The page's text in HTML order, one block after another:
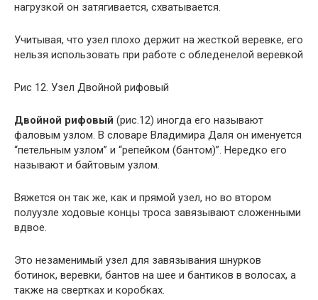
нагрузкой он затягивается, схватывается.
Учитывая, что узел плохо держит на жесткой веревке, его
нельзя использовать при работе с обледенелой веревкой
Рис 12. Узел Двойной рифовый
Двойной рифовый (рис.12) иногда его называют
фаловым узлом. В словаре Владимира Даля он именуется
“петельным узлом” и “репейком (бантом)”. Нередко его
называют и байтовым узлом.
Вяжется он так же, как и прямой узел, но во втором
полуузле ходовые концы троса завязывают сложенными
вдвое.
Это незаменимый узел для завязывания шнурков
ботинок, веревки, бантов на шее и бантиков в волосах, а
также на свертках и коробках.